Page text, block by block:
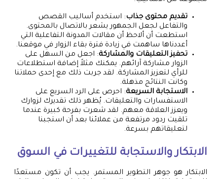
تقديم محتوى جذاب: استخدم أساليب القصص
والتفاعل لجعل الجمهور يشعر بالاتصال بالمحتوى.
استطعت أن ألاحظ أن مقالات المدونة التفاعلية التي
أعددناها ساهمت في زيادة فترة بقاء الزوار في موقعنا.
تحفيز التعليقات والمشاركة: اجعل من السهل على
الزوار مشاركة آرائهم. يمكنك مثلاً إضافة استطلاعات
للرأي لتعزيز المشاركة. لقد جربت ذلك مع إحدى حملاتنا
وكانت النتائج مذهلة.
الاستجابة السريعة: احرص على الرد السريع على
الاستفسارات والتعليقات. يُظهر ذلك تقديرك لزوارك
ويعزز العلاقة معهم. لقد شعرت بفرحة كبيرة عندما
تلقيت ردود مرتفعة من عملائنا بعد أن استجبنا
لتعليقاتهم بسرعة.
الابتكار والاستجابة للتغييرات في السوق
الابتكار هو جوهر التطوير المستمر. يجب أن تكون مستعدًا